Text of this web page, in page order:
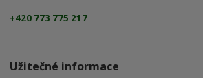
+420 773 775 217
Užitečné informace